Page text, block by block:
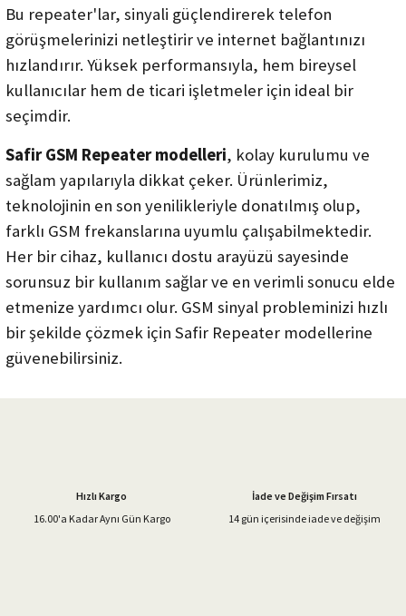
Bu repeater'lar, sinyali güçlendirerek telefon
görüşmelerinizi netleştirir ve internet bağlantınızı
hızlandırır. Yüksek performansıyla, hem bireysel
kullanıcılar hem de ticari işletmeler için ideal bir
seçimdir.
Safir GSM Repeater modelleri, kolay kurulumu ve
sağlam yapılarıyla dikkat çeker. Ürünlerimiz,
teknolojinin en son yenilikleriyle donatılmış olup,
farklı GSM frekanslarına uyumlu çalışabilmektedir.
Her bir cihaz, kullanıcı dostu arayüzü sayesinde
sorunsuz bir kullanım sağlar ve en verimli sonucu elde
etmenize yardımcı olur. GSM sinyal probleminizi hızlı
bir şekilde çözmek için Safir Repeater modellerine
güvenebilirsiniz.
Hızlı Kargo
16.00'a Kadar Aynı Gün Kargo
İade ve Değişim Fırsatı
14 gün içerisinde iade ve değişim